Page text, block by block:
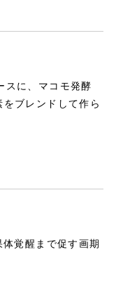
スに、マコモ発酵
ブレンドして作ら
覚醒まで促す画期